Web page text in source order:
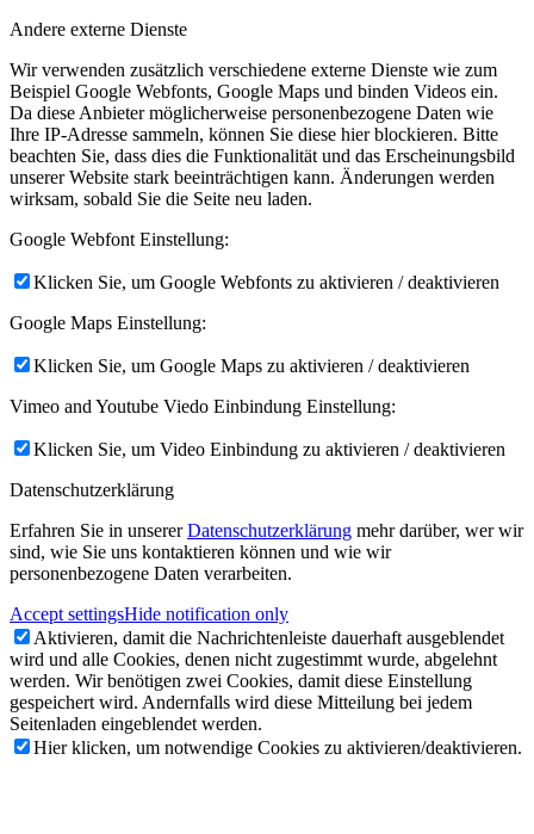
Andere externe Dienste
Wir verwenden zusätzlich verschiedene externe Dienste wie zum
Beispiel Google Webfonts, Google Maps und binden Videos ein.
Da diese Anbieter möglicherweise personenbezogene Daten wie
Ihre IP-Adresse sammeln, können Sie diese hier blockieren. Bitte
beachten Sie, dass dies die Funktionalität und das Erscheinungsbild
unserer Website stark beeinträchtigen kann. Änderungen werden
wirksam, sobald Sie die Seite neu laden.
Google Webfont Einstellung:
Klicken Sie, um Google Webfonts zu aktivieren / deaktivieren
Google Maps Einstellung:
Klicken Sie, um Google Maps zu aktivieren / deaktivieren
Vimeo and Youtube Viedo Einbindung Einstellung:
Klicken Sie, um Video Einbindung zu aktivieren / deaktivieren
Datenschutzerklärung
Erfahren Sie in unsererDatenschutzerklärung mehr darüber, wer wir
sind, wie Sie uns kontaktieren können und wie wir
personenbezogene Daten verarbeiten.
Accept settingsHide notification only
Aktivieren, damit die Nachrichtenleiste dauerhaft ausgeblendet
wird und alle Cookies, denen nicht zugestimmt wurde, abgelehnt
werden. Wir benötigen zwei Cookies, damit diese Einstellung
gespeichert wird. Andernfalls wird diese Mitteilung bei jedem
Seitenladen eingeblendet werden.
Hier klicken, um notwendige Cookies zu aktivieren/deaktivieren.